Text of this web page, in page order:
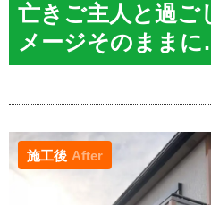
亡きご主人と過ご
メージそのまま
施工後 After